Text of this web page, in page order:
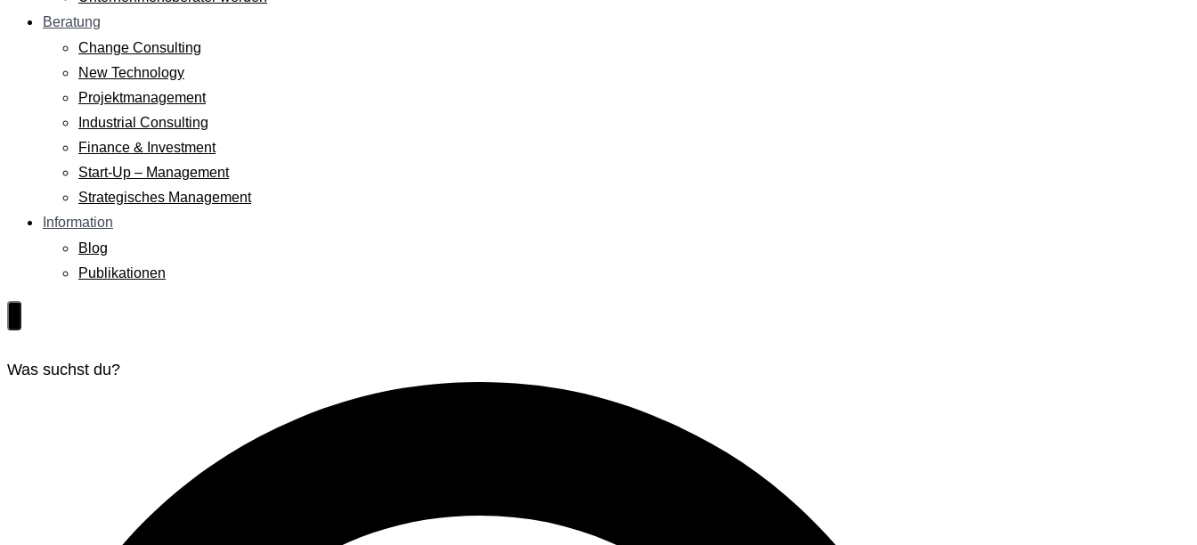
Beratung
Change Consulting
New Technology
Projektmanagement
Industrial Consulting
Finance & Investment
Start-Up – Management
Strategisches Management
Information
Blog
Publikationen
Was suchst du?